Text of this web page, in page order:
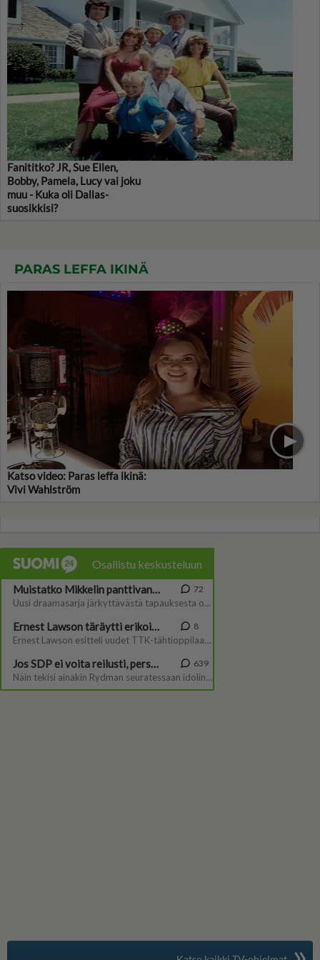
Fanititko? JR, Sue Ellen,
Bobby, Pamela, Lucy vai joku
muu - Kuka oli Dallas-
suosikkisi?
PARAS LEFFA IKINÄ
Katso video: Paras leffa ikinä:
Vivi Wahlström